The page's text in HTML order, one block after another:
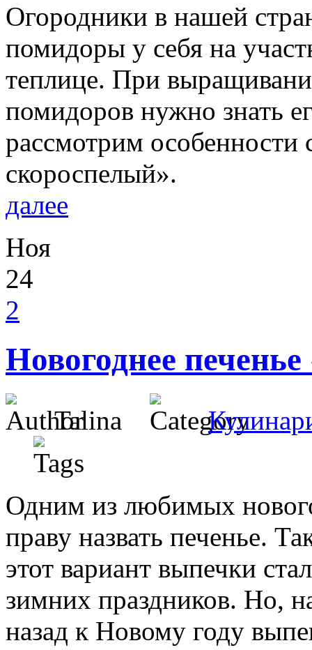
Огородники в нашей
помидоры у себя на
теплице. При
помидоров нужно знать
рассмотрим особенности
скороспелый».
далее
Ноя
24
2
Новогоднее
Talina
Одним из любимых
праву назвать печенье.
этот вариант выпечки
зимних праздников. Но,
назад к Новому году